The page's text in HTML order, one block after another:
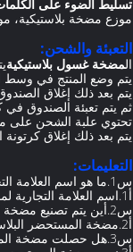
تسليط الضوء على
موزع مضخة بلاستيكية،
التعبئة والشحن:
المضخة غسول بلاستيكية
يتم وضع المنتج في وسط
يتم بعد ذلك إغلاق
ثم يتم تعبئة الصندوق
تحتوي علبة الشحن على
يتم بعد ذلك إغلاق
التعليمات:
س1.ما هو اسم العلامة التجارية لمضخة المستحضر البلاستيكية؟
أ1.اسم العلامة التجارية لمضخة المستحضر البلاستيكي هو Buen.
س2.أين يتم تصنيع مضخة المستحضر البلاستيكية؟
أ2.مضخة المستحضر البلاستيكية مصنوعة في الصين.
س3.هل حصلت مضخة المستحضر البلاستيكية على شهادة؟